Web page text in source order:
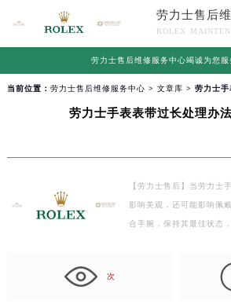
劳力士售后
ROLEX
劳力士售后维修服务中心竭诚为您服
当前位置： 劳力士售后维修服务中心 > 文章库 > 劳力士手
劳力士手表表带过长处理办
【劳力士售后】当劳力士
影响美观，还可能影响佩
合手腕，保持其最佳状态
次